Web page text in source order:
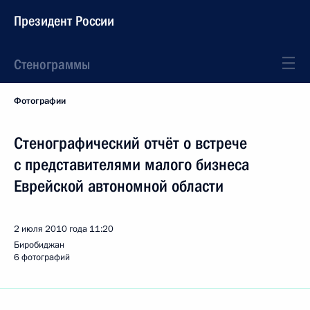
Президент России
Стенограммы
Фотографии
Стенографический отчёт о встрече
с представителями малого бизнеса
Еврейской автономной области
2 июля 2010 года 11:20
Биробиджан
6 фотографий